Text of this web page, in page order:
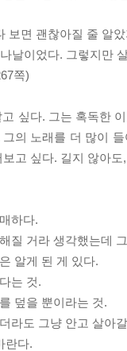
보면 괜찮아질 줄 알
날이었다. 그렇지만
쪽)
싶다. 그는 혹독한
의 노래를 더 많이
고 싶다. 길지 않아
하다.
질 거라 생각했는데
알게 된 게 있다.
는 것.
덮을 뿐이라는 것.
라도 그냥 안고 살아
란다.